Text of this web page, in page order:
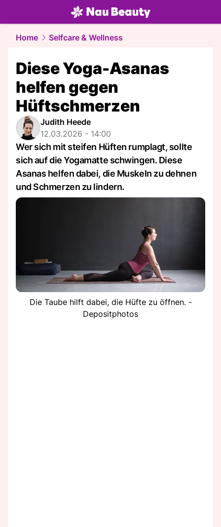
beauty.NAU.ch
Home Selfcare & Wellness
Diese Yoga-Asanas
helfen gegen
Hüftschmerzen
Judith Heede
12.03.2026 - 14:00
Wer sich mit steifen Hüften rumplagt, sollte
sich auf die Yogamatte schwingen. Diese
Asanas helfen dabei, die Muskeln zu dehnen
und Schmerzen zu lindern.
Die Taube hilft dabei, die Hüfte zu öffnen. -
Depositphotos